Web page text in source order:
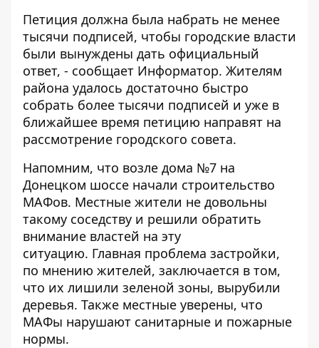
Петиция должна была набрать не менее
тысячи подписей, чтобы городские власти
были вынуждены дать официальный
ответ, - сообщает Информатор. Жителям
района удалось достаточно быстро
собрать более тысячи подписей и уже в
ближайшее время петицию направят на
рассмотрение городского совета.
Напомним, что возле дома №7 на
Донецком шоссе начали строительство
МАФов. Местные жители не довольны
такому соседству и решили обратить
внимание властей на эту
ситуацию. Главная проблема застройки,
по мнению жителей, заключается в том,
что их лишили зеленой зоны, вырубили
деревья. Также местные уверены, что
МАФы нарушают санитарные и пожарные
нормы.